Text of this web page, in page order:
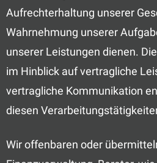
Aufrechterhaltung unserer
Wahrnehmung unserer
unserer Leistungen dienen.
im Hinblick auf vertragliche
vertragliche Kommunikation
diesen
Wir offenbaren oder